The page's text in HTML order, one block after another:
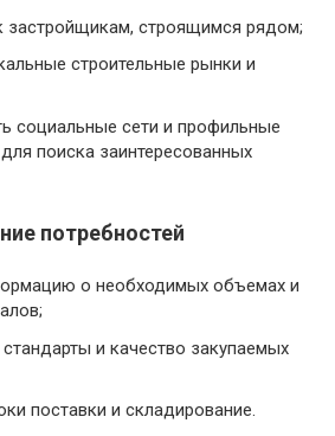
застройщикам, строящимся рядом;
строительные рынки и
социальные сети и профильные
поиска заинтересованных
потребностей
о необходимых объемах и
и качество закупаемых
поставки и складирование.